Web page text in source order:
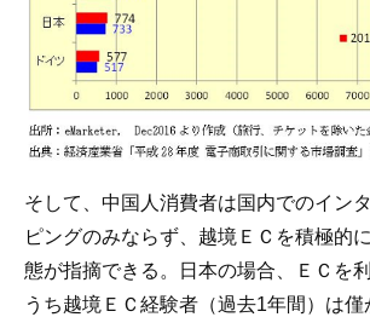
そして、中国人消費者は国内でのイン
ピングのみならず、越境ＥＣを積極的
態が指摘できる。日本の場合、ＥＣを
うち越境ＥＣ経験者（過去1年間）は僅